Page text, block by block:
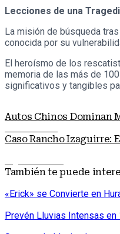
Lecciones de una
La misión de búsqueda
conocida por su
El heroísmo de los
memoria de las más de
significativos y tangibles
Autos Chinos Dominan
Caso Rancho Izaguirre:
También te puede
«Erick» se Convierte en
Prevén Lluvias Intensas en